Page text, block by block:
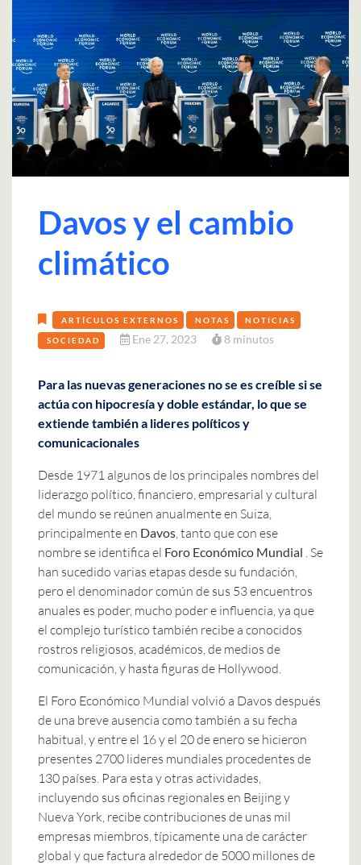
Davos y el cambio
climático
ARTÍCULOS EXTERNOS NOTAS NOTICIAS
SOCIEDAD Ene 27, 2023 8 minutos
Para las nuevas generaciones no se es creíble si se
actúa con hipocresía y doble estándar, lo que se
extiende también a lideres políticos y
comunicacionales
Desde 1971 algunos de los principales nombres del
liderazgo político, financiero, empresarial y cultural
del mundo se reúnen anualmente en Suiza,
principalmente en Davos , tanto que con ese
nombre se identifica el Foro Económico Mundial . Se
han sucedido varias etapas desde su fundación,
pero el denominador común de sus 53 encuentros
anuales es poder, mucho poder e influencia, ya que
el complejo turístico también recibe a conocidos
rostros religiosos, académicos, de medios de
comunicación, y hasta figuras de Hollywood.
El Foro Económico Mundial volvió a Davos después
de una breve ausencia como también a su fecha
habitual, y entre el 16 y el 20 de enero se hicieron
presentes 2700 lideres mundiales procedentes de
130 países. Para esta y otras actividades,
incluyendo sus oficinas regionales en Beijing y
Nueva York, recibe contribuciones de unas mil
empresas miembros, típicamente una de carácter
global y que factura alrededor de 5000 millones de